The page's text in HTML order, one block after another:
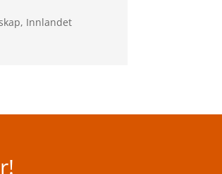
, Innlandet